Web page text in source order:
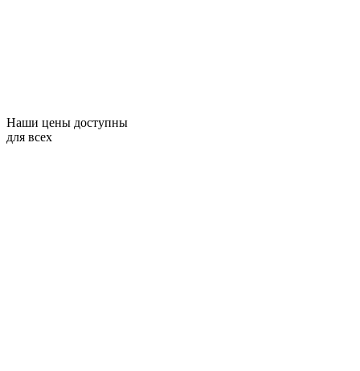
Наши цены доступны
для всех